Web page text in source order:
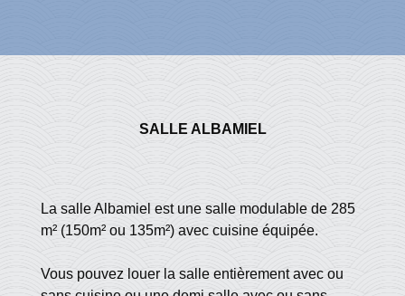
SALLE ALBAMIEL
La salle Albamiel est une salle modulable de 285
m² (150m² ou 135m²) avec cuisine équipée.
Vous pouvez louer la salle entièrement avec ou